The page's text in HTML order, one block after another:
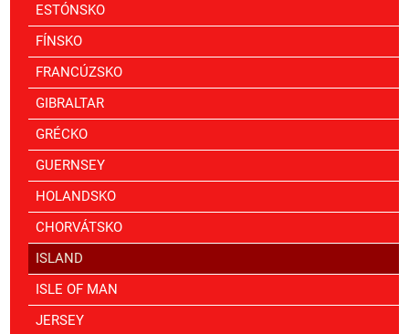
ESTÓNSKO
FÍNSKO
FRANCÚZSKO
GIBRALTAR
GRÉCKO
GUERNSEY
HOLANDSKO
CHORVÁTSKO
ISLAND
ISLE OF MAN
JERSEY